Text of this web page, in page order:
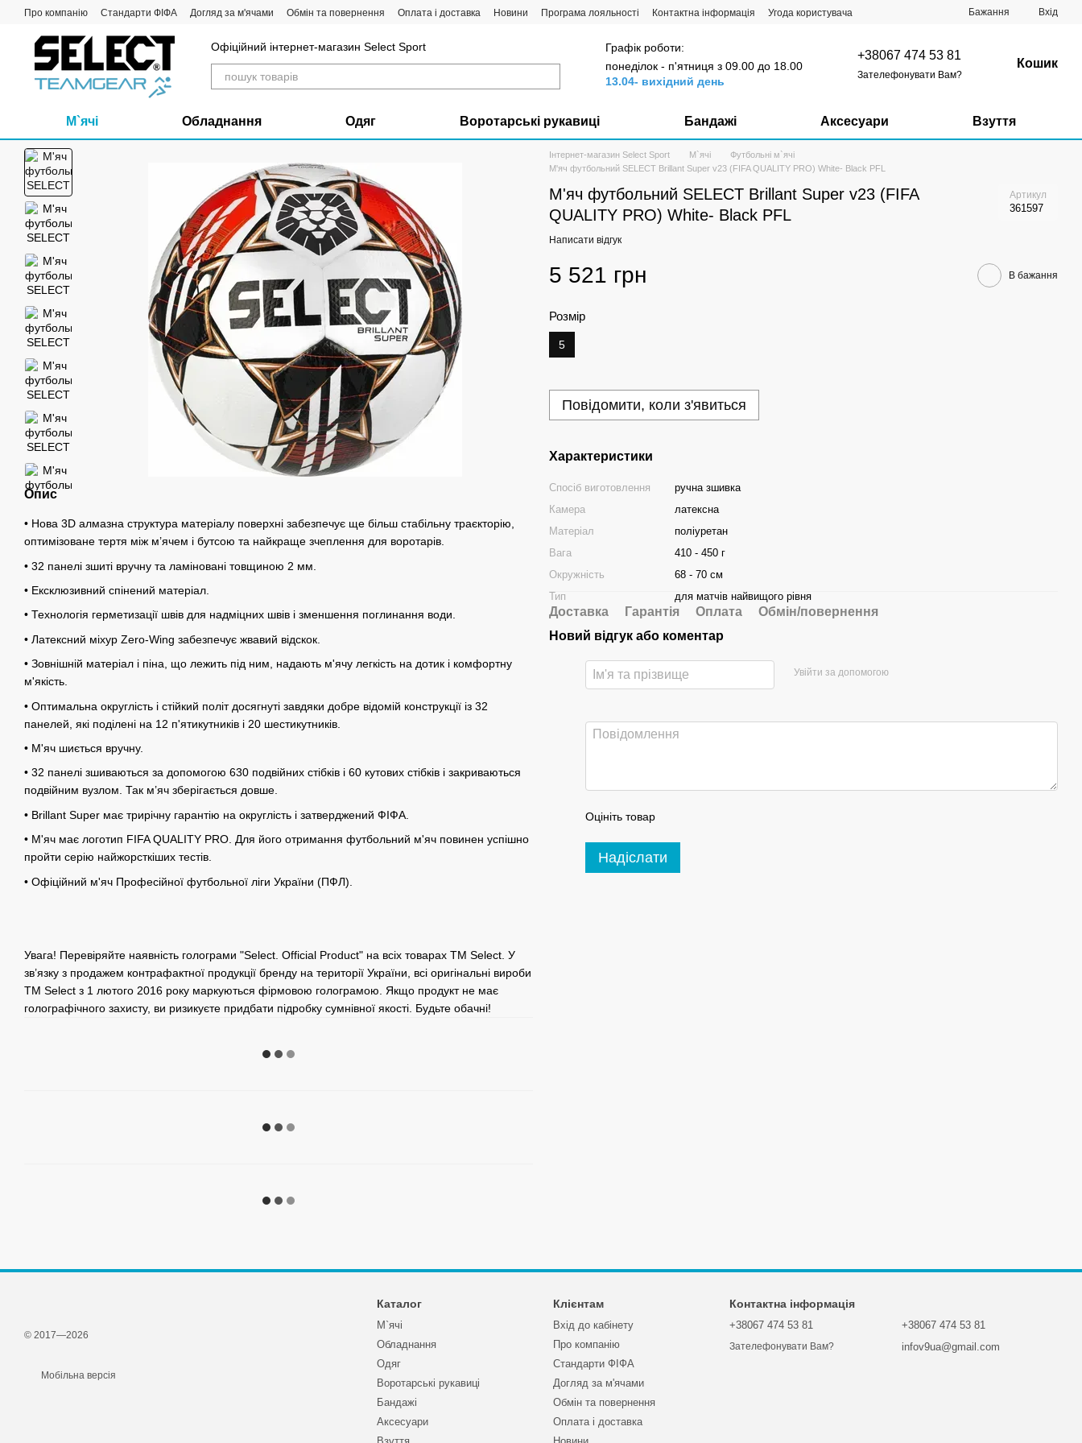
Перейти до основного контенту
Про компанію Стандарти ФІФА Догляд за м'ячами Обмін та повернення Оплата і доставка Новини Програма лояльності Контактна інформація Угода користувача Бажання Вхід
Офіційний інтернет-магазин Select Sport
Графік роботи:
понеділок - п'ятниця з 09.00 до 18.00
13.04- вихідний день
+38067 474 53 81
Зателефонувати Вам?
Кошик
М`ячі Обладнання Одяг Воротарські рукавиці Бандажі Аксесуари Взуття
Опис
• Нова 3D алмазна структура матеріалу поверхні забезпечує ще більш стабільну траєкторію,
оптимізоване тертя між м’ячем і бутсою та найкраще зчеплення для воротарів.
• 32 панелі зшиті вручну та ламіновані товщиною 2 мм.
• Ексклюзивний спінений матеріал.
• Технологія герметизації швів для надміцних швів і зменшення поглинання води.
• Латексний міхур Zero-Wing забезпечує жвавий відскок.
• Зовнішній матеріал і піна, що лежить під ним, надають м'ячу легкість на дотик і комфортну
м'якість.
• Оптимальна округлість і стійкий політ досягнуті завдяки добре відомій конструкції із 32
панелей, які поділені на 12 п'ятикутників і 20 шестикутників.
• М'яч шиється вручну.
• 32 панелі зшиваються за допомогою 630 подвійних стібків і 60 кутових стібків і закриваються
подвійним вузлом. Так м’яч зберігається довше.
• Brillant Super має трирічну гарантію на округлість і затверджений ФІФА.
• М'яч має логотип FIFA QUALITY PRO. Для його отримання футбольний м'яч повинен успішно
пройти серію найжорсткіших тестів.
• Офіційний м'яч Професійної футбольної ліги України (ПФЛ).
Увага! Перевіряйте наявність голограми "Select. Official Product" на всіх товарах TM Select. У
зв’язку з продажем контрафактної продукції бренду на території України, всі оригінальні вироби
TM Select з 1 лютого 2016 року маркуються фірмовою голограмою. Якщо продукт не має
голографічного захисту, ви ризикуєте придбати підробку сумнівної якості. Будьте обачні!
Інтернет-магазин Select Sport М`ячі
Футбольні м`ячі
М'яч футбольний SELECT Brillant Super v23 (FIFA QUALITY PRO) White- Black PFL
М'яч футбольний SELECT Brillant Super v23 (FIFA
QUALITY PRO) White- Black PFL
Артикул
361597
Написати відгук
5 521 грн В бажання
Розмір
5
Повідомити, коли з'явиться
Характеристики
Спосіб виготовлення
ручна зшивка
Камера
латексна
Матеріал
поліуретан
Вага
410 - 450 г
Окружність
68 - 70 см
Тип
для матчів найвищого рівня
Доставка Гарантія Оплата
Обмін/повернення
Новий відгук або коментар
Увійти за допомогою
Оцініть товар
Надіслати
© 2017—2026
Мобільна версія
Каталог
М`ячі
Обладнання
Одяг
Воротарські рукавиці
Бандажі
Аксесуари
Клієнтам
Вхід до кабінету
Про компанію
Стандарти ФІФА
Догляд за м'ячами
Обмін та повернення
Оплата і доставка
Контактна інформація
+38067 474 53 81
Зателефонувати Вам?
+38067 474 53 81
infov9ua@gmail.com